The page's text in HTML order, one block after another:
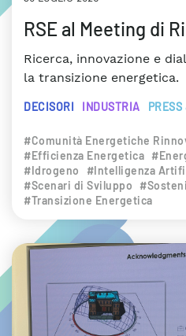
RSE al Meeting di
Ricerca, innovazione e
la transizione energetica.
DECISORI INDUSTRIA
#Comunità Energetiche
#Efficienza Energetica
#Idrogeno
#Intelligenza
#Scenari di Sviluppo
#Transizione Energetica